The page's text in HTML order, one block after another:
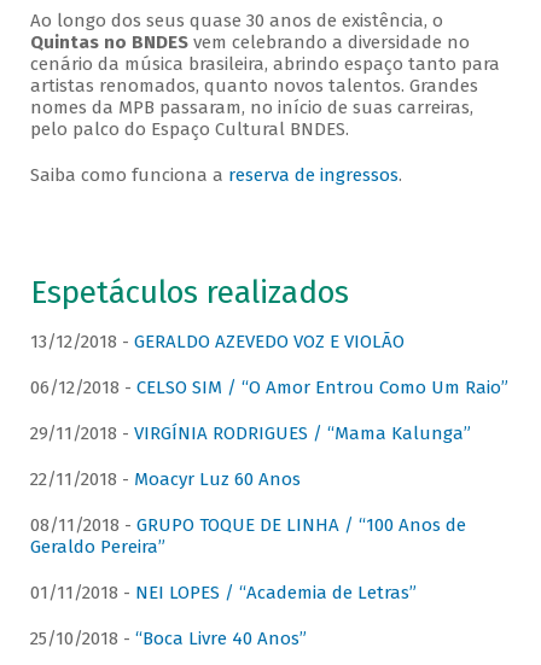
Ao longo dos seus quase 30 anos de existência, o
Quintas no BNDESvem celebrando a diversidade no
cenário da música brasileira, abrindo espaço tanto para
artistas renomados, quanto novos talentos. Grandes
nomes da MPB passaram, no início de suas carreiras,
pelo palco do Espaço Cultural BNDES.
Saiba como funciona a reserva de ingressos.
Espetáculos realizados
13/12/2018 - GERALDO AZEVEDO VOZ E VIOLÃO
06/12/2018 - CELSO SIM / “O Amor Entrou Como Um Raio”
29/11/2018 - VIRGÍNIA RODRIGUES / “Mama Kalunga”
22/11/2018 - Moacyr Luz 60 Anos
08/11/2018 - GRUPO TOQUE DE LINHA / “100 Anos de
Geraldo Pereira”
01/11/2018 - NEI LOPES / “Academia de Letras”
25/10/2018 - “Boca Livre 40 Anos”